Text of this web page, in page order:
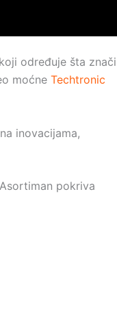
određuje šta znači
moćne Techtronic
inovacijama,
pokriva